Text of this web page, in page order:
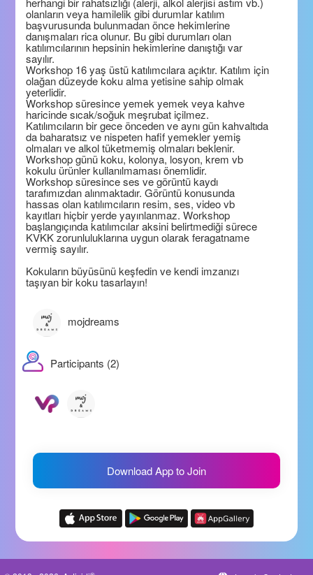
olanların veya hamilelik gibi durumlar katılım
başvurusunda bulunmadan önce hekimlerine
danışmaları rica olunur. Bu gibi durumları olan
katılımcılarının hepsinin hekimlerine danıştığı var
sayılır.
Workshop 16 yaş üstü katılımcılara açıktır. Katılım için
olağan düzeyde koku alma yetisine sahip olmak
yeterlidir.
Workshop süresince yemek yemek veya kahve
haricinde sıcak/soğuk meşrubat içilmez.
Katılımcıların bir gece önceden ve aynı gün kahvaltıda
da baharatsız ve nispeten hafif yemekler yemiş
olmaları ve alkol tüketmemiş olmaları beklenir.
Workshop günü koku, kolonya, losyon, krem vb
kokulu ürünler kullanılmaması önemlidir.
Workshop süresince ses ve görüntü kaydı
tarafımızdan alınmaktadır. Görüntü konusunda
hassas olan katılımcıların resim, ses, video vb
kayıtları hiçbir yerde yayınlanmaz. Workshop
başlangıçında katılımcılar aksini belirtmediği sürece
KVKK zorunluluklarına uygun olarak feragatname
vermiş sayılır.
Kokuların büyüsünü keşfedin ve kendi imzanızı
taşıyan bir koku tasarlayın!
mojdreams
Participants (2)
Download App to Join